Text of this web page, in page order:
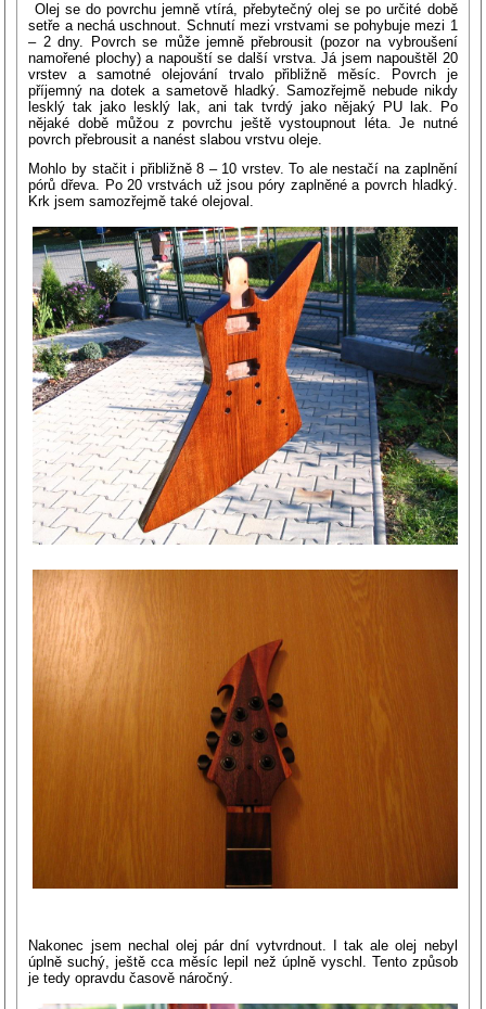
Olej se do povrchu jemně vtírá, přebytečný olej se po určité době
setře a nechá uschnout. Schnutí mezi vrstvami se pohybuje mezi 1
– 2 dny. Povrch se může jemně přebrousit (pozor na vybroušení
namořené plochy) a napouští se další vrstva. Já jsem napouštěl 20
vrstev a samotné olejování trvalo přibližně měsíc. Povrch je
příjemný na dotek a sametově hladký. Samozřejmě nebude nikdy
lesklý tak jako lesklý lak, ani tak tvrdý jako nějaký PU lak. Po
nějaké době můžou z povrchu ještě vystoupnout léta. Je nutné
povrch přebrousit a nanést slabou vrstvu oleje.
Mohlo by stačit i přibližně 8 – 10 vrstev. To ale nestačí na zaplnění
pórů dřeva. Po 20 vrstvách už jsou póry zaplněné a povrch hladký.
Krk jsem samozřejmě také olejoval.
Nakonec jsem nechal olej pár dní vytvrdnout. I tak ale olej nebyl
úplně suchý, ještě cca měsíc lepil než úplně vyschl. Tento způsob
je tedy opravdu časově náročný.